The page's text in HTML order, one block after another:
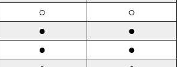
○ ○
● ●
● ●